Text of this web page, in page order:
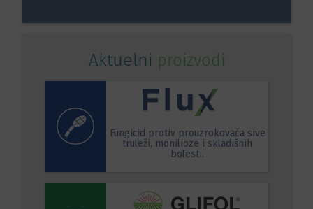
Aktuelni proizvodi
Fungicid protiv prouzrokovača sive
truleži, monilioze i skladišnih
bolesti.